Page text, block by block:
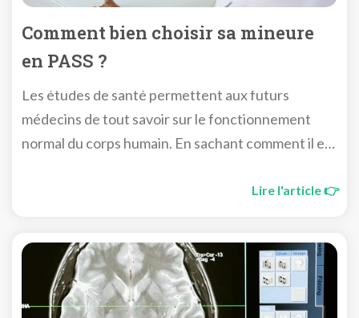
Comment bien choisir sa mineure
en PASS ?
Les études de santé permettent aux futurs
médecins de tout savoir sur le fonctionnement
normal du corps humain. En sachant comment il est
les symptômes d’une éventuelle maladie.Lire l'article 👉